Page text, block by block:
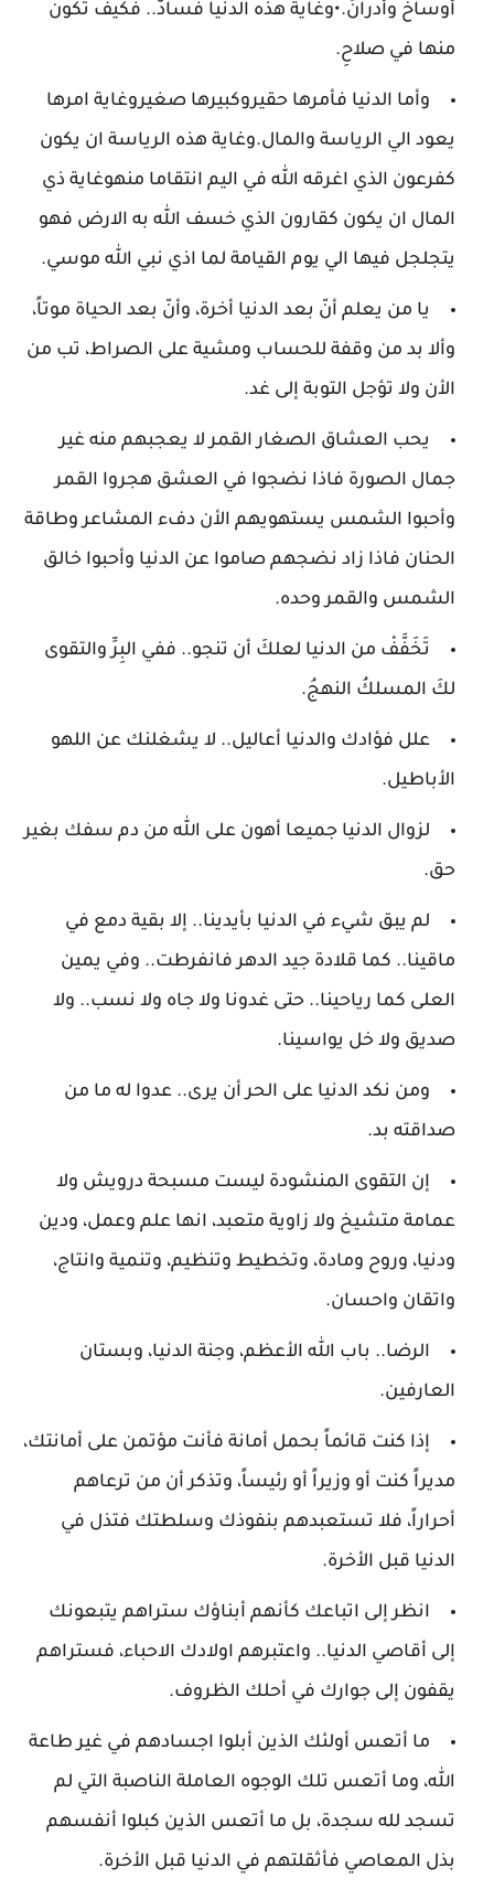
أوساخٌ وأدرانُ.•وغايةُ هذه الدنيا فسادٌ.. فكيفَ تكون
منها في صلاحِ.
وأما الدنيا فأمرها حقيروكبيرها صغيروغاية امرها
يعود الي الرياسة والمال.وغاية هذه الرياسة ان يكون
كفرعون الذي اغرقه الله في اليم انتقاما منهوغاية ذي
المال ان يكون كقارون الذي خسف الله به الارض فهو
يتجلجل فيها الي يوم القيامة لما اذي نبي الله موسي.
يا من يعلم أنّ بعد الدنيا أخرة، وأنّ بعد الحياة موتاً،
وألا بد من وقفة للحساب ومشية على الصراط، تب من
الأن ولا تؤجل التوبة إلى غد.
يحب العشاق الصغار القمر لا يعجبهم منه غير
جمال الصورة فاذا نضجوا في العشق هجروا القمر
وأحبوا الشمس يستهويهم الأن دفء المشاعر وطاقة
الحنان فاذا زاد نضجهم صاموا عن الدنيا وأحبوا خالق
الشمس والقمر وحده.
تَخَفَّفْ من الدنيا لعلكَ أن تنجو.. ففي البِرِّ والتقوى
لكَ المسلكُ النهجُ.
علل فؤادك والدنيا أعاليل.. لا يشغلنك عن اللهو
الأباطيل.
لزوال الدنيا جميعا أهون على الله من دم سفك بغير
حق.
لم يبق شيء في الدنيا بأيدينا.. إلا بقية دمع في
ماقينا.. كما قلادة جيد الدهر فانفرطت.. وفي يمين
العلى كما رياحينا.. حتى غدونا ولا جاه ولا نسب.. ولا
صديق ولا خل يواسينا.
ومن نكد الدنيا على الحر أن يرى.. عدوا له ما من
صداقته بد.
إن التقوى المنشودة ليست مسبحة درويش ولا
عمامة متشيخ ولا زاوية متعبد، انها علم وعمل، ودين
ودنيا، وروح ومادة، وتخطيط وتنظيم، وتنمية وانتاج،
واتقان واحسان.
الرضا.. باب الله الأعظم، وجنة الدنيا، وبستان
العارفين.
إذا كنت قائماً بحمل أمانة فأنت مؤتمن على أمانتك،
مديراً كنت أو وزيراً أو رئيساً، وتذكر أن من ترعاهم
أحراراً، فلا تستعبدهم بنفوذك وسلطتك فتذل في
الدنيا قبل الأخرة.
انظر إلى اتباعك كأنهم أبناؤك ستراهم يتبعونك
إلى أقاصي الدنيا.. واعتبرهم اولادك الاحباء، فستراهم
يقفون إلى جوارك في أحلك الظروف.
ما أتعس أولئك الذين أبلوا اجسادهم في غير طاعة
الله، وما أتعس تلك الوجوه العاملة الناصبة التي لم
تسجد لله سجدة، بل ما أتعس الذين كبلوا أنفسهم
بذل المعاصي فأثقلتهم في الدنيا قبل الأخرة.